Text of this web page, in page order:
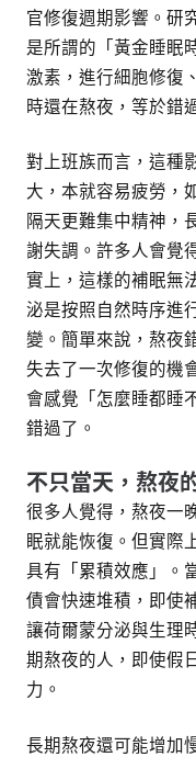
官修復週期影響。研
是所謂的「黃金睡眠
激素，進行細胞修復
時還在熬夜，等於錯
對上班族而言，這種
大，本就容易疲勞，
隔天更難集中精神，
謝失調。許多人會覺
實上，這樣的補眠無
泌是按照自然時序進
變。簡單來說，熬夜
失去了一次修復的機
會感覺「怎麼睡都睡
錯過了。
不只當天，熬夜
很多人覺得，熬夜一
眠就能恢復。但實際
具有「累積效應」。
債會快速堆積，即使
讓荷爾蒙分泌與生理
期熬夜的人，即使假
力。
長期熬夜還可能增加